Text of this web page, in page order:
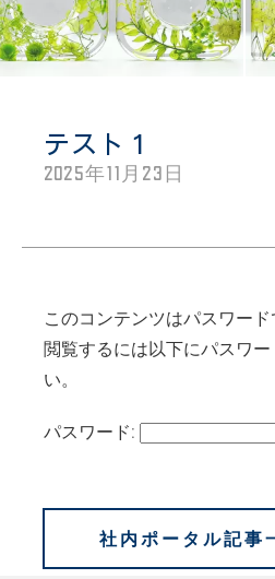
テスト１
2025年11月23日
このコンテンツはパスワード
閲覧するには以下にパスワ
い。
パスワード:
社内ポータル記事